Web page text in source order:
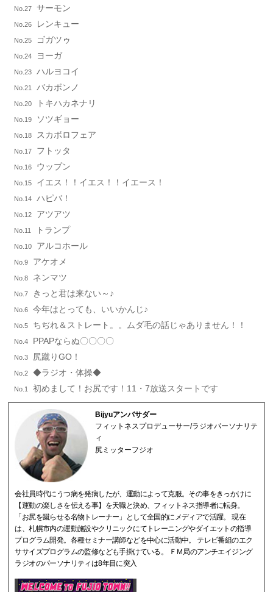
No.27 サーモン
No.26 レンキュー
No.25 ゴガツゥ
No.24 ヨーガ
No.23 ハルヨコイ
No.21 バカボンノ
No.20 トキハカネナリ
No.19 ソツギョー
No.18 スカボロフェア
No.17 フトッタ
No.16 ウップン
No.15 イエス！！イエス！！イエース！
No.14 ハピバ！
No.12 アツアツ
No.11 トランプ
No.10 アルコホール
No.9 アケオメ
No.8 ネンマツ
No.7 きっと君は来ない～♪
No.6 今年はとっても、いいかんじ♪
No.5 ちぢれ＆ストレート。。ムダ毛の話じゃありません！！
No.4 PPAPならぬ〇〇〇〇
No.3 尻蹴りGO！
No.2 ◆ラジオ・体操◆
No.1 初めまして！お尻です！11・7放送スタートです
Bijyuアンバサダー
フィットネスプロデューサー/ラジオパーソナリテ
ィ
尻ミッターフジオ
会社員時代にうつ病を発病したが、運動によって克服。その事をきっかけに
【運動の楽しさを伝える事】を天職と決め、フィットネス指導者に転身。
「お尻を蹴らせる名物トレーナー」として全国的にメディアで活躍。 現在
は、札幌市内の運動施設やクリニックにてトレーニングやダイエットの指導
プログラム開発。各種セミナー講師などを中心に活動中。 テレビ番組のエク
ササイズプログラムの監修なども手掛けている。 ＦＭ局のアンチエイジング
ラジオのパーソナリティは8年目に突入